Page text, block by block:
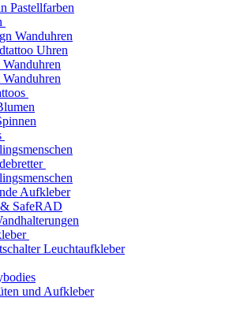
Pastellfarben
Wanduhren
Uhren
Aufkleber
SafeRAD
Leuchtaufkleber
und Aufkleber